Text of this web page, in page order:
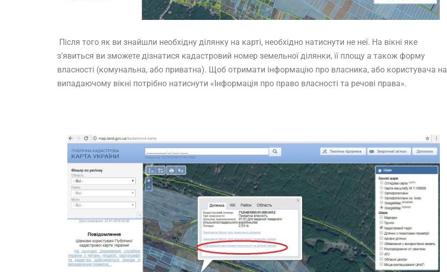
Після того як ви знайшли необхідну ділянку на карті, необхідно натиснути не неї. На вікні яке
з’явиться ви зможете дізнатися кадастровий номер земельної ділянки, її площу а також форму
власності (комунальна, або приватна). Щоб отримати інформацію про власника, або користувача на
випадаючому вікні потрібно натиснути «Інформація про право власності та речові права».